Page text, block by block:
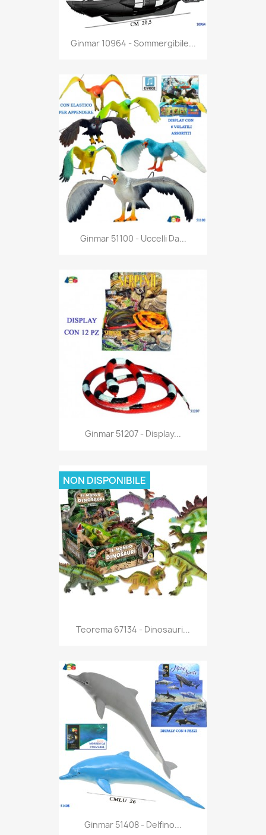
Anteprima
Ginmar 10964 - Sommergibile...
Anteprima
Ginmar 51100 - Uccelli Da...
Anteprima
Ginmar 51207 - Display...
Anteprima
Teorema 67134 - Dinosauri...
NON DISPONIBILE
Anteprima
Ginmar 51408 - Delfino...